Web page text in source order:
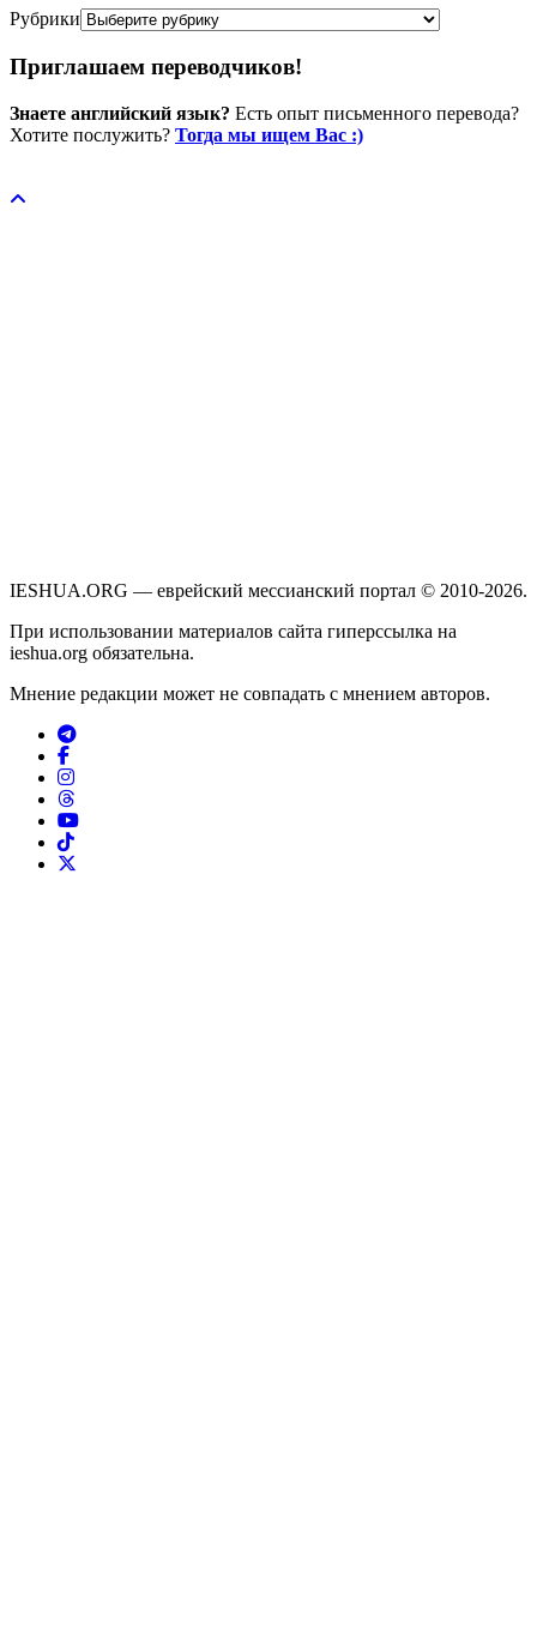
Рубрики
Приглашаем переводчиков!
Знаете английский язык? Есть опыт письменного перевода?
Хотите послужить? Тогда мы ищем Вас :)
IESHUA.ORG — еврейский мессианский портал © 2010-2026.
При использовании материалов сайта гиперссылка на
ieshua.org обязательна.
Мнение редакции может не совпадать с мнением авторов.